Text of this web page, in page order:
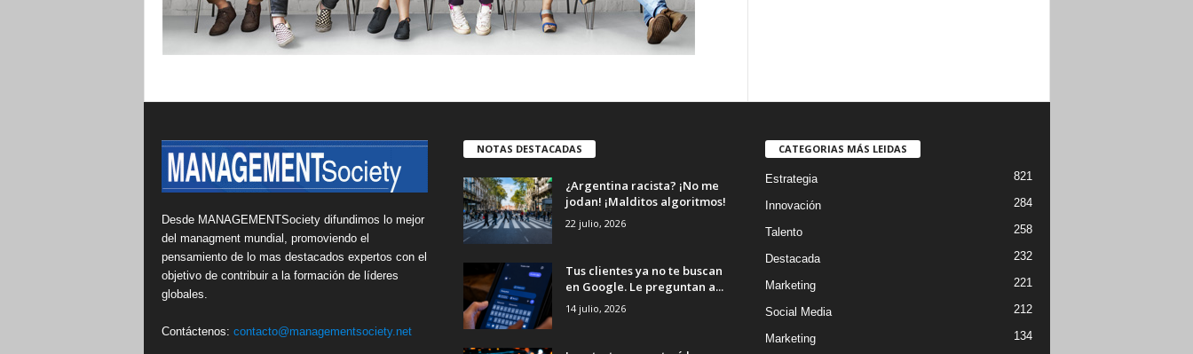
Desde MANAGEMENTSociety difundimos lo mejor
del managment mundial, promoviendo el
pensamiento de lo mas destacados expertos con el
objetivo de contribuir a la formación de líderes
globales.
Contáctenos: contacto@managementsociety.net
NOTAS DESTACADAS
¿Argentina racista? ¡No me
jodan! ¡Malditos algoritmos!
22 julio, 2026
Tus clientes ya no te buscan
en Google. Le preguntan a...
14 julio, 2026
CATEGORIAS MÁS LEIDAS
Estrategia 821
Innovación 284
Talento 258
Destacada 232
Marketing 221
Social Media 212
Marketing 134